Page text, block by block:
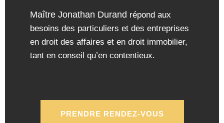
Maître Jonathan Durand répond aux
besoins des particuliers et des entreprises
en droit des affaires et en droit immobilier,
tant en conseil qu’en contentieux.
PRENDRE RENDEZ-VOUS